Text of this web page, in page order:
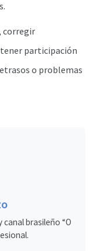
corregir
participación
o problemas
brasileño “O